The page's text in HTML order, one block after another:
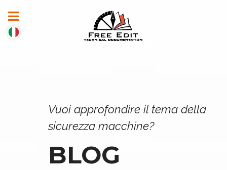
Vuoi approfondire il tema della
sicurezza macchine?
BLOG